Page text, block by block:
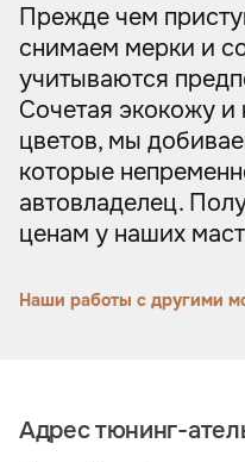
Прежде чем
снимаем мерки и
учитываются
Сочетая экокожу и
цветов, мы
которые
автовладелец.
ценам у наших
Наши работы с другими
Адрес тюнинг-